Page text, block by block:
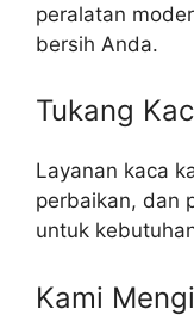
peralatan
bersih Anda.
Tukang
Layanan kaca
perbaikan, dan
untuk
Kami